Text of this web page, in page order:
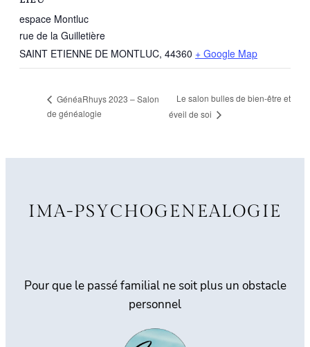
espace Montluc
rue de la Guilletière
SAINT ETIENNE DE MONTLUC, 44360 + Google Map
GénéaRhuys 2023 – Salon
de généalogie
Le salon bulles de bien-être et
éveil de soi
IMA-PSYCHOGENEALOGIE
Pour que le passé familial ne soit plus un obstacle
personnel